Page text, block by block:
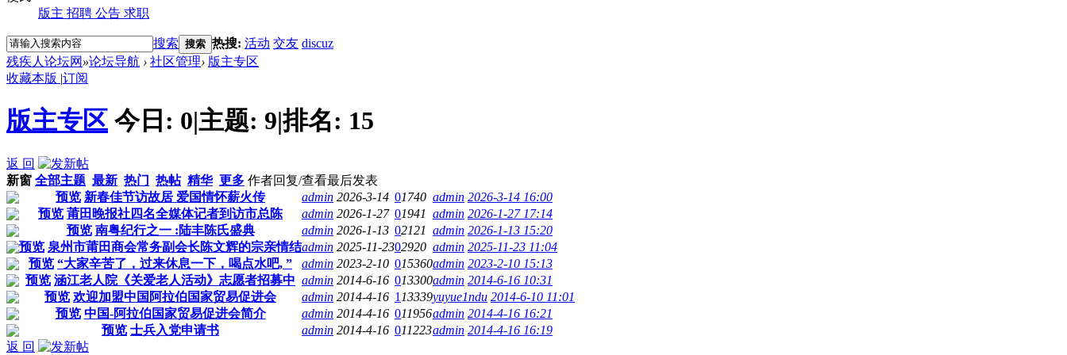
版主 招聘 公告 求职
搜索 搜索 热搜: 活动 交友 discuz
残疾人论坛网 »论坛导航 › 社区管理› 版主专区
收藏本版 |订阅
版主专区 今日: 0|主题: 9|排名: 15
返 回
新窗 全部主题 最新 热门 热帖 精华 更多 作者回复/查看最后发表
预览 新春佳节访故居 爱国情怀薪火传‌‌ admin 2026-3-14 01740 admin 2026-3-14 16:00
预览 莆田晚报社四名全媒体记者到访市总陈 admin 2026-1-27 01941 admin 2026-1-27 17:14
预览 南粤纪行之一 :陆丰陈氏盛典 admin 2026-1-13 02121 admin 2026-1-13 15:20
预览 泉州市莆田商会常务副会长陈文辉的宗亲情结admin 2025-11-2302920 admin 2025-11-23 11:04
预览 “大家辛苦了，过来休息一下，喝点水吧, ” admin 2023-2-10 015360admin 2023-2-10 15:13
预览 涵江老人院《关爱老人活动》志愿者招募中 admin 2014-6-16 013300admin 2014-6-16 10:31
预览 欢迎加盟中国阿拉伯国家贸易促进会 admin 2014-4-16 1 13339yuyue1ndu 2014-6-10 11:01
预览 中国-阿拉伯国家贸易促进会简介 admin 2014-4-16 011956admin 2014-4-16 16:21
预览 士兵入党申请书 admin 2014-4-16 011223admin 2014-4-16 16:19
返 回